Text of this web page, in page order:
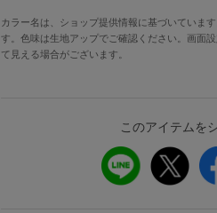
カラー名は、ショップ提供情報に基づいていま
す。色味は生地アップでご確認ください。画面
て見える場合がございます。
このアイテムを